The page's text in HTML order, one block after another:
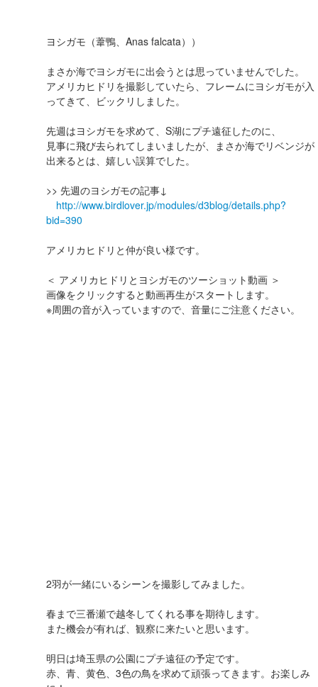
ヨシガモ（葦鴨、Anas falcata））
まさか海でヨシガモに出会うとは思っていませんでした。
アメリカヒドリを撮影していたら、フレームにヨシガモが入
ってきて、ビックリしました。
先週はヨシガモを求めて、S湖にプチ遠征したのに、
見事に飛び去られてしまいましたが、まさか海でリベンジが
出来るとは、嬉しい誤算でした。
>> 先週のヨシガモの記事↓
http://www.birdlover.jp/modules/d3blog/details.php?
bid=390
アメリカヒドリと仲が良い様です。
＜ アメリカヒドリとヨシガモのツーショット動画 ＞
画像をクリックすると動画再生がスタートします。
※周囲の音が入っていますので、音量にご注意ください。
2羽が一緒にいるシーンを撮影してみました。
春まで三番瀬で越冬してくれる事を期待します。
また機会が有れば、観察に来たいと思います。
明日は埼玉県の公園にプチ遠征の予定です。
赤、青、黄色、3色の鳥を求めて頑張ってきます。お楽しみ